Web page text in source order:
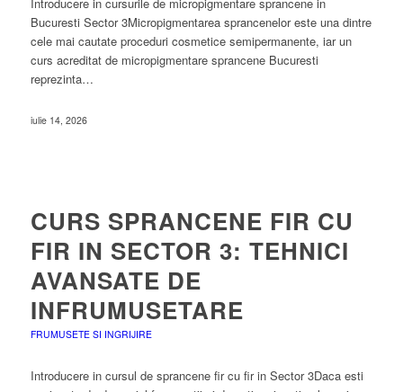
Bucuresti Sector 3Micropigmentarea sprancenelor este una dintre
cele mai cautate proceduri cosmetice semipermanente, iar un
curs acreditat de micropigmentare sprancene Bucuresti
reprezinta…
iulie 14, 2026
CURS SPRANCENE FIR CU
FIR IN SECTOR 3: TEHNICI
AVANSATE DE
INFRUMUSETARE
FRUMUSETE SI INGRIJIRE
Introducere in cursul de sprancene fir cu fir in Sector 3Daca esti